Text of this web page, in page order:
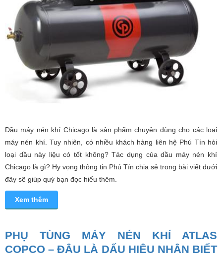
Dầu máy nén khí Chicago là sản phẩm chuyên dùng cho các loại
máy nén khí. Tuy nhiên, có nhiều khách hàng liên hệ Phú Tín hỏi
loại dầu này liệu có tốt không? Tác dụng của dầu máy nén khí
Chicago là gì? Hy vọng thông tin Phú Tín chia sẻ trong bài viết dưới
đây sẽ giúp quý bạn đọc hiểu thêm.
Xem thêm
PHỤ TÙNG MÁY NÉN KHÍ ATLAS
COPCO – ĐÂU LÀ DẤU HIỆU NHẬN BIẾT